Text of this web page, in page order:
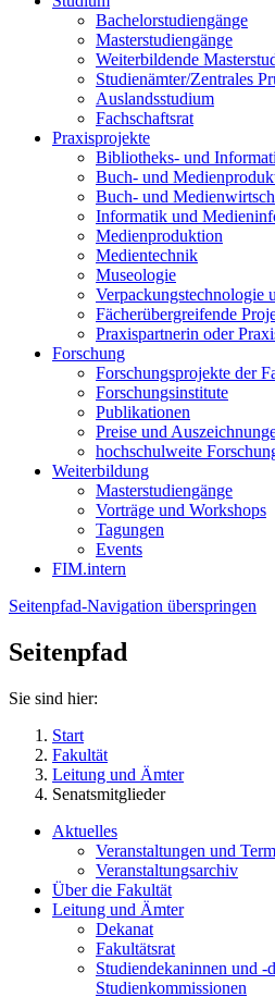
Bachelorstudiengänge
Masterstudiengänge
Weiterbildende
Studienämter/Zentrales
Auslandsstudium
Fachschaftsrat
Praxisprojekte
Bibliotheks- und
Buch- und
Buch- und
Informatik und
Medienproduktion
Medientechnik
Museologie
Verpackungstechnologie
Fächerübergreifende
Praxispartnerin oder
Forschung
Forschungsprojekte der
Forschungsinstitute
Publikationen
Preise und
hochschulweite
Weiterbildung
Masterstudiengänge
Vorträge und Workshops
Tagungen
Events
FIM.intern
Seitenpfad-Navigation überspringen
Seitenpfad
Sie sind hier:
Start
Fakultät
Leitung und Ämter
Senatsmitglieder
Aktuelles
Veranstaltungen und
Veranstaltungsarchiv
Über die Fakultät
Leitung und Ämter
Dekanat
Fakultätsrat
Studiendekaninnen und -
Studienkommissionen